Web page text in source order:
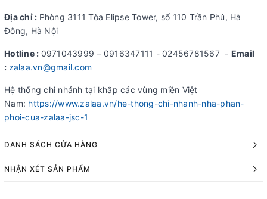
Địa chỉ : Phòng 3111 Tòa Elipse Tower, số 110 Trần Phú, Hà
Đông, Hà Nội
Hotline : 0971043999 – 0916347111 - 02456781567 - Email
: zalaa.vn@gmail.com
Hệ thống chi nhánh tại khắp các vùng miền Việt
Nam: https://www.zalaa.vn/he-thong-chi-nhanh-nha-phan-
phoi-cua-zalaa-jsc-1
DANH SÁCH CỬA HÀNG
NHẬN XÉT SẢN PHẨM